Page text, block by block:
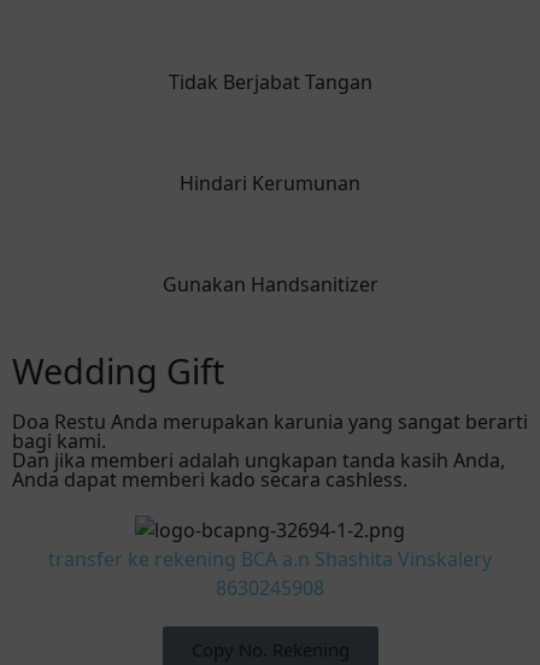
Tidak Berjabat Tangan
Hindari Kerumunan
Gunakan Handsanitizer
Wedding Gift
Doa Restu Anda merupakan karunia yang sangat berarti
bagi kami.
Dan jika memberi adalah ungkapan tanda kasih Anda,
Anda dapat memberi kado secara cashless.
transfer ke rekening BCA a.n Shashita Vinskalery
8630245908
Copy No. Rekening